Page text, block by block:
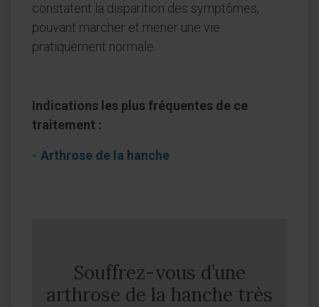
constatent la disparition des symptômes,
pouvant marcher et mener une vie
pratiquement normale.
Indications les plus fréquentes de ce
traitement :
Arthrose de la hanche
Souffrez-vous d’une
arthrose de la hanche très